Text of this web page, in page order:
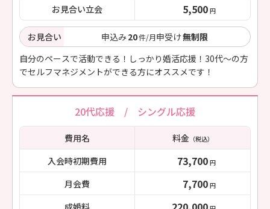
お見合い立会 5,500 円
お見合い 申込み20件/月申受け無制限
自分のペースで活動できる！しっかり婚活応援！30代～の方
でセルフマネジメントができる方にオススメです！
20代応援 / シングル応援
費用名 料金（税込）
入会時初期費用 73,700 円
月会費 7,700 円
成婚料